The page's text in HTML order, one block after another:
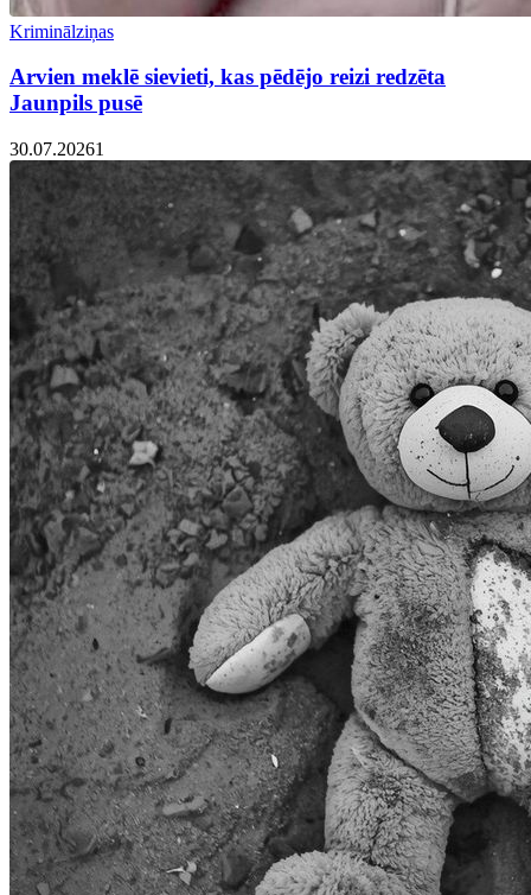
Kriminālziņas
Arvien meklē sievieti, kas pēdējo reizi redzēta
Jaunpils pusē
30.07.20261